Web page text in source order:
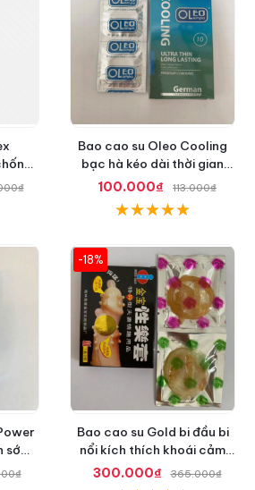
Bao cao su Oleo Cooling
bạc hà kéo dài thời gian
quan hệ an toàn
100.000₫ 113.000₫
sớm
-18%
Bao cao su Gold bi đầu bi
nổi kích thích khoái cảm
nhiều
300.000₫ 365.000₫